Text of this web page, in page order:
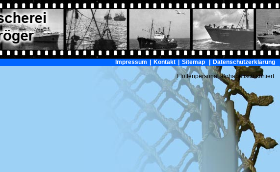
Impressum Kontakt Sitemap Datenschutzerklärung
Flottenpersonal alphabetisch sortiert